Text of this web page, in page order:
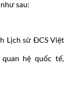
sau:
Lịch sử ĐCS Việt
hệ quốc tế,